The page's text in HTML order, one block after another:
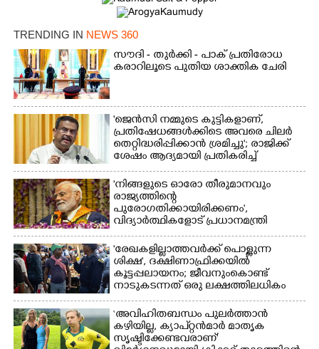
TRENDING IN NEWS 360
സൗദി - തുർക്കി - പാക് പ്രതിരോധ
കരാറിലൂടെ പുതിയ ശാക്തിക ചേരി
'ജെൻസി നമ്മുടെ കുട്ടികളാണ്,
പ്രതിഷേധങ്ങൾക്കിടെ അവരെ ചിലർ
തെറ്റിദ്ധരിപ്പിക്കാൻ ശ്രമിച്ചു'; രാജിക്ക്
ശേഷം ആദ്യമായി പ്രതികരിച്ച്
ധർമ്മേന്ദ്ര പ്രധാൻ
'നിങ്ങളുടെ ഓരോ തീരുമാനവും
രാജ്യത്തിന്റെ
പുരോഗതിക്കായിരിക്കണം',​
വിദ്യാർത്ഥികളോട് പ്രധാനമന്ത്രി
'രേഖകളില്ലാത്തവർക്ക് പൊള്ളുന്ന
ശിക്ഷ', ദക്ഷിണാഫ്രിക്കയിൽ
കൂട്ടപ്പലായനം; ജീവനുംകൊണ്ട്
നാടുകടന്നത് ഒരു ലക്ഷത്തിലധികം
പേർ
‘അവിഹിതബന്ധം പുലർത്താൻ
കഴിയില്ല,​ ക്യാപ്റ്റൻമാർ മാതൃക
സൃഷ്ടിക്കേണ്ടവരാണ്'